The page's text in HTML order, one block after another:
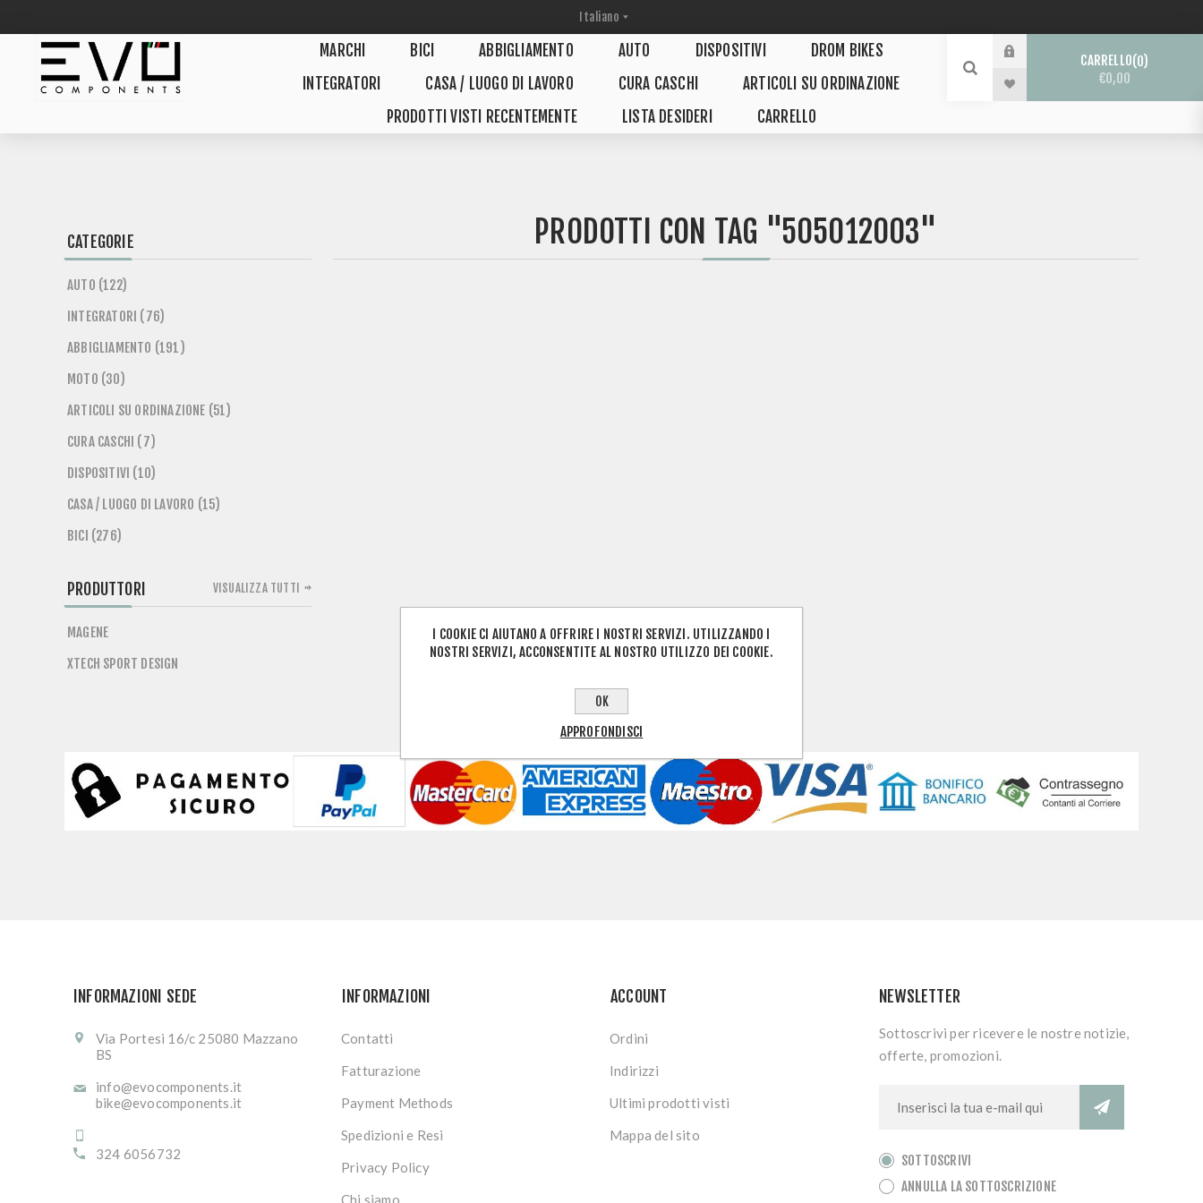
MARCHI BICI ABBIGLIAMENTO AUTO DISPOSITIVI
DROM BIKES
INTEGRATORI
CASA / LUOGO DI LAVORO CURA CASCHI
ARTICOLI SU ORDINAZIONE
PRODOTTI VISTI RECENTEMENTE
LISTA DESIDERI CARRELLO
CARRELLO 0
€0,00
PRODOTTI CON TAG "505012003"
CATEGORIE
AUTO (122)
INTEGRATORI (76)
ABBIGLIAMENTO (191)
MOTO (30)
ARTICOLI SU ORDINAZIONE (51)
CURA CASCHI (7)
DISPOSITIVI (10)
CASA / LUOGO DI LAVORO (15)
BICI (276)
PRODUTTORI
MAGENE
XTECH SPORT DESIGN
VISUALIZZA TUTTI
INFORMAZIONI SEDE
Via Portesi 16/c 25080 Mazzano
BS
info@evocomponents.it
bike@evocomponents.it
324 6056732
INFORMAZIONI
Contatti
Fatturazione
Payment Methods
Spedizioni e Resi
Privacy Policy
Chi siamo
ACCOUNT
Ordini
Indirizzi
Ultimi prodotti visti
Mappa del sito
NEWSLETTER
Sottoscrivi per ricevere le nostre notizie,
offerte, promozioni.
SOTTOSCRIVI
ANNULLA LA SOTTOSCRIZIONE
I COOKIE CI AIUTANO A OFFRIRE I NOSTRI SERVIZI. UTILIZZANDO I
NOSTRI SERVIZI, ACCONSENTITE AL NOSTRO UTILIZZO DEI COOKIE.
OK
APPROFONDISCI